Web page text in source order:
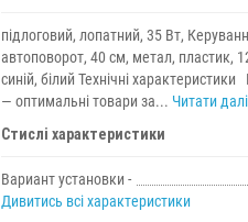
підлоговий, лопатний, 35 Вт,
автоповорот, 40 см, метал, пластик,
синій, білий Технічні
— оптимальні товари за... Читати
Стислі характеристики
Вариант установки -
Дивитись всі характеристики